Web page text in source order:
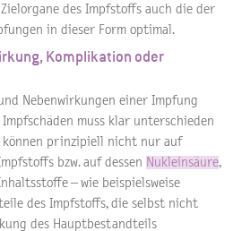
des Impfstoffs auch die der
in dieser Form optimal.
Komplikation oder
Nebenwirkungen einer Impfung
muss klar unterschieden
können prinzipiell nicht nur auf
bzw. auf dessen Nukleinsäure,
– wie beispielsweise
des Impfstoffs, die selbst nicht
des Hauptbestandteils